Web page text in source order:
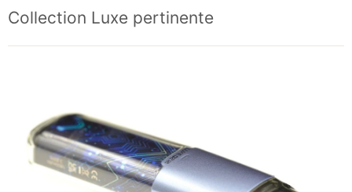
Collection Luxe pertinente